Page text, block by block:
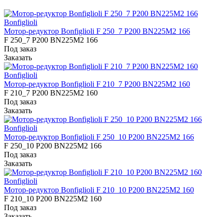
Bonfiglioli
Мотор-редуктор Bonfiglioli F 250_7 P200 BN225M2 166
F 250_7 P200 BN225M2 166
Под заказ
Заказать
Bonfiglioli
Мотор-редуктор Bonfiglioli F 210_7 P200 BN225M2 160
F 210_7 P200 BN225M2 160
Под заказ
Заказать
Bonfiglioli
Мотор-редуктор Bonfiglioli F 250_10 P200 BN225M2 166
F 250_10 P200 BN225M2 166
Под заказ
Заказать
Bonfiglioli
Мотор-редуктор Bonfiglioli F 210_10 P200 BN225M2 160
F 210_10 P200 BN225M2 160
Под заказ